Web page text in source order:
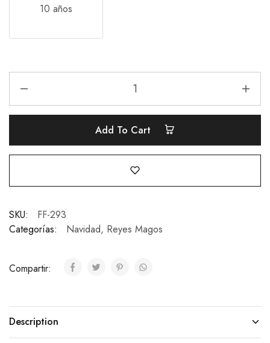
10 años
Add To Cart
SKU:
FF-293
Categorías:
Navidad, Reyes Magos
Compartir:
Description